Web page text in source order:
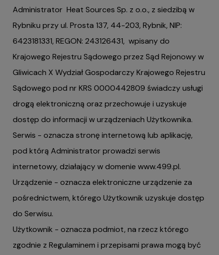
Administrator Heat Sources Sp. z o.o., z siedzibą w
Rybniku przy ul. Prosta 137, 44-203, Rybnik, NIP:
6423181331, REGON: 243126431, wpisany do
Krajowego Rejestru Sądowego przez Sąd Rejonowy w
Gliwicach X Wydział Gospodarczy Krajowego Rejestru
Sądowego pod nr KRS 0000442809 świadczy usługi
drogą elektroniczną oraz przechowuje i uzyskuje
dostęp do informacji w urządzeniach Użytkownika.
Serwis - oznacza stronę internetową lub aplikację,
pod którą Administrator prowadzi serwis
internetowy, działający w domenie www.499.pl.
Urządzenie - oznacza elektroniczne urządzenie za
pośrednictwem, którego Użytkownik uzyskuje dostęp
do Serwisu.
Użytkownik - oznacza podmiot, na rzecz którego
zgodnie z Regulaminem i przepisami prawa mogą być